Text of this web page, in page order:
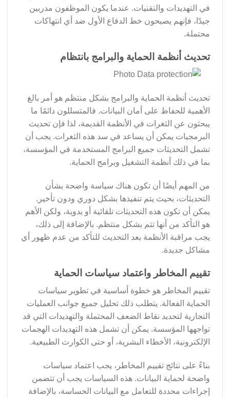
في التهديدات والتقنيات. عندما يكون الموظفون مدربين
جيدًا، فإنهم يصبحون خط الدفاع الأول ضد أي انتهاكات
محتملة.
تحديث أنظمة الحماية والبرامج بانتظام
تحديث أنظمة الحماية والبرامج بشكل منتظم هو أمر بالغ
الأهمية للحفاظ على أمان البيانات. فالمتسللون دائمًا ما
يبحثون عن الثغرات في الأنظمة القديمة، لذا فإن تحديث
البرمجيات يمكن أن يساعد في سد هذه الثغرات. يجب أن
تشمل التحديثات جميع البرامج المستخدمة في المؤسسة،
بما في ذلك أنظمة التشغيل وبرامج الحماية.
من المهم أيضًا أن تكون هناك سياسة واضحة بشأن
التحديثات، بحيث يتم تنفيذها بشكل دوري ودون تأخير.
يمكن أن تكون هذه التحديثات تلقائية أو يدوية، ولكن الأهم
هو التأكد من أنها تتم بشكل منتظم. بالإضافة إلى ذلك،
يجب مراقبة الأنظمة بعد التحديث للتأكد من عدم ظهور أي
مشاكل جديدة.
تقييم المخاطر واعتماد سياسات الحماية
تقييم المخاطر هو خطوة أساسية في تطوير سياسات
الحماية الفعالة. يتطلب ذلك تحليل جميع جوانب العمليات
التجارية لتحديد نقاط الضعف المحتملة والتهديدات التي قد
تواجهها المؤسسة. يمكن أن تشمل هذه التهديدات الهجمات
الإلكترونية، الأخطاء البشرية، أو حتى الكوارث الطبيعية.
بناءً على نتائج تقييم المخاطر، يجب اعتماد سياسات
واضحة لحماية البيانات. هذه السياسات يجب أن تتضمن
إجراءات محددة للتعامل مع البيانات الحساسة، بالإضافة